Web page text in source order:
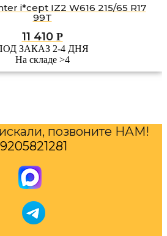
i*cept IZ2 W616 215/65 R17
99T
11 410 Р
ЗАКАЗ 2-4 ДНЯ
На складе >4
позвоните НАМ!